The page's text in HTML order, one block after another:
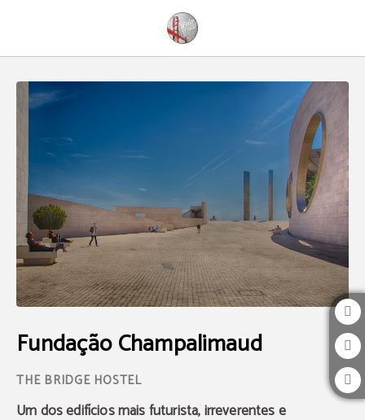
Fundação Champalimaud
Um dos edifícios mais futurista, irreverentes e